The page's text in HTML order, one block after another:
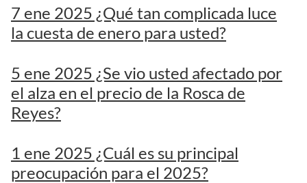
7 ene 2025 ¿Qué tan complicada luce
la cuesta de enero para usted?
5 ene 2025 ¿Se vio usted afectado por
el alza en el precio de la Rosca de
Reyes?
1 ene 2025 ¿Cuál es su principal
preocupación para el 2025?